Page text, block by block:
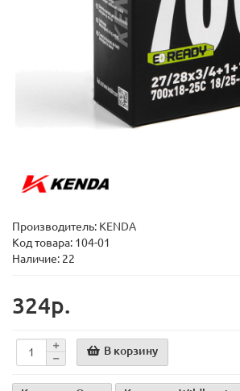
Производитель: KENDA
Код товара: 104-01
Наличие: 22
324р.
В корзину